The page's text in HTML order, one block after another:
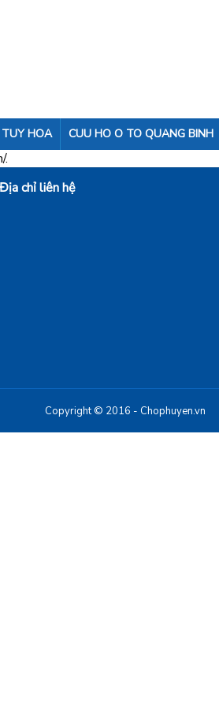
HOA CUU HO O TO QUANG BINH
.
Địa chỉ liên hệ
Copyright © 2016 - Chophuyen.vn